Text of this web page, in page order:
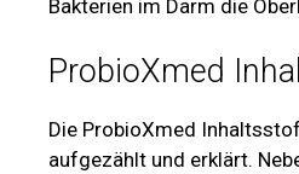
Bakterien im Darm die
ProbioXmed
Die ProbioXmed
aufgezählt und erklärt.